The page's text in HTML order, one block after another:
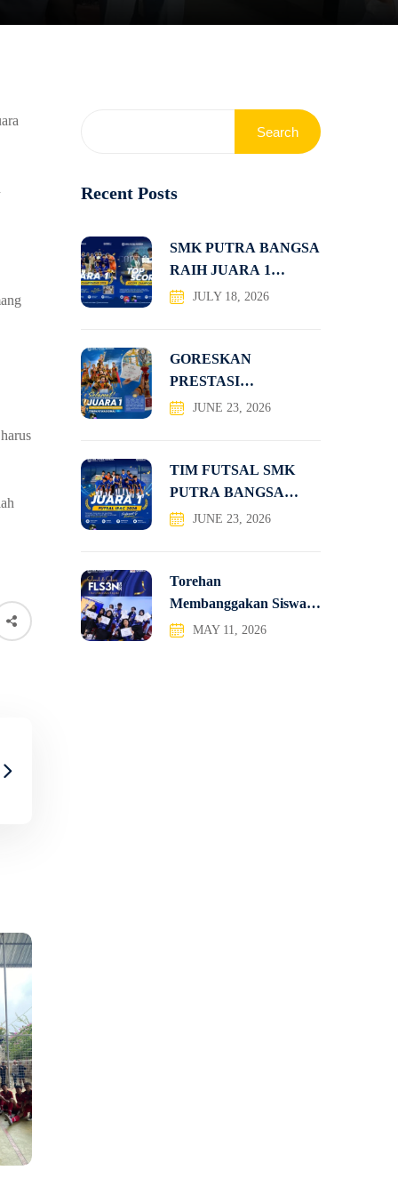
Search
Recent Posts
SMK PUTRA BANGSA
RAIH JUARA 1
KOMPETISI
JULY 18, 2026
GORESKAN
PRESTASI
NASIONAL, TIM
JUNE 23, 2026
TIM FUTSAL SMK
PUTRA BANGSA
JUARA 1
JUNE 23, 2026
Torehan
Membanggakan Siswa-
Siswi SMK Putra
MAY 11, 2026